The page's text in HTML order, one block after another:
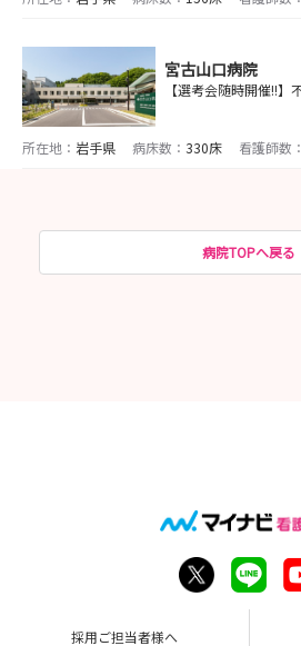
宮古山口病院
所在地： 岩手県 病床数： 330床 看護師数：
病院TOPへ戻る
採用ご担当者様へ